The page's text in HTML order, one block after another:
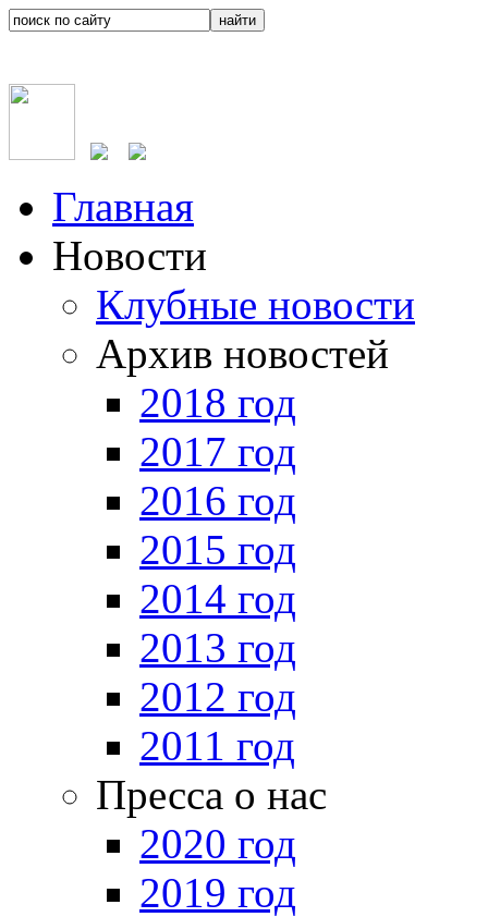
Главная
Новости
Клубные новости
Архив новостей
2018 год
2017 год
2016 год
2015 год
2014 год
2013 год
2012 год
2011 год
Пресса о нас
2020 год
2019 год